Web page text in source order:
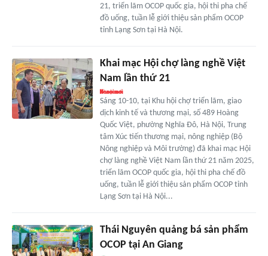
21, triển lãm OCOP quốc gia, hội thi pha chế
đồ uống, tuần lễ giới thiệu sản phẩm OCOP
tỉnh Lạng Sơn tại Hà Nội.
Khai mạc Hội chợ làng nghề Việt
Nam lần thứ 21
Sáng 10-10, tại Khu hội chợ triển lãm, giao
dịch kinh tế và thương mại, số 489 Hoàng
Quốc Việt, phường Nghĩa Đô, Hà Nội, Trung
tâm Xúc tiến thương mại, nông nghiệp (Bộ
Nông nghiệp và Môi trường) đã khai mạc Hội
chợ làng nghề Việt Nam lần thứ 21 năm 2025,
triển lãm OCOP quốc gia, hội thi pha chế đồ
uống, tuần lễ giới thiệu sản phẩm OCOP tỉnh
Lạng Sơn tại Hà Nội...
Thái Nguyên quảng bá sản phẩm
OCOP tại An Giang